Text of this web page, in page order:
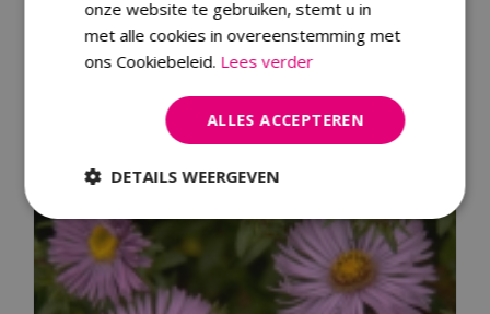
onze website te gebruiken, stemt u in
met alle cookies in overeenstemming met
ons Cookiebeleid. Lees verder
ALLES ACCEPTEREN
DETAILS WEERGEVEN